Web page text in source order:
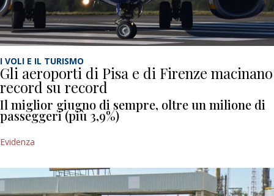
I VOLI E IL TURISMO
Gli aeroporti di Pisa e di Firenze macinano
record su record
Il miglior giugno di sempre, oltre un milione di
passeggeri (più 3,9%)
Evidenza